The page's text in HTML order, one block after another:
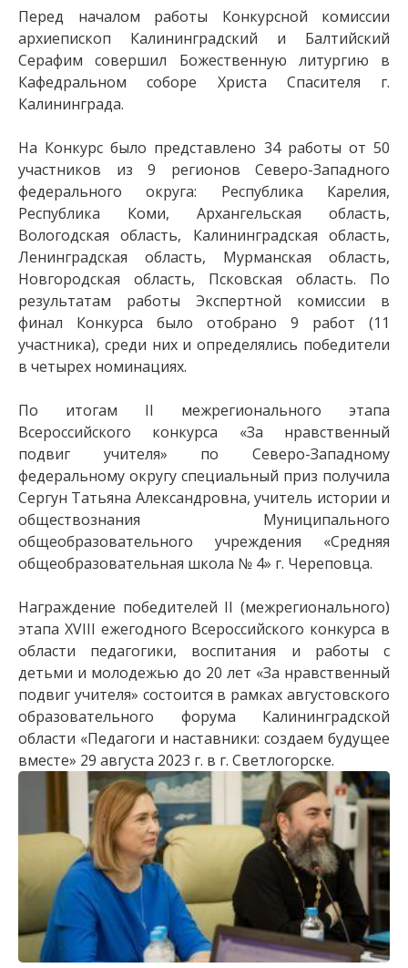
Перед началом работы Конкурсной комиссии
архиепископ Калининградский и Балтийский
Серафим совершил Божественную литургию в
Кафедральном соборе Христа Спасителя г.
Калининграда.
На Конкурс было представлено 34 работы от 50
участников из 9 регионов Северо-Западного
федерального округа: Республика Карелия,
Республика Коми, Архангельская область,
Вологодская область, Калининградская область,
Ленинградская область, Мурманская область,
Новгородская область, Псковская область. По
результатам работы Экспертной комиссии в
финал Конкурса было отобрано 9 работ (11
участника), среди них и определялись победители
в четырех номинациях.
По итогам II межрегионального этапа
Всероссийского конкурса «За нравственный
подвиг учителя» по Северо-Западному
федеральному округу специальный приз получила
Сергун Татьяна Александровна, учитель истории и
обществознания Муниципального
общеобразовательного учреждения «Средняя
общеобразовательная школа № 4» г. Череповца.
Награждение победителей II (межрегионального)
этапа XVIII ежегодного Всероссийского конкурса в
области педагогики, воспитания и работы с
детьми и молодежью до 20 лет «За нравственный
подвиг учителя» состоится в рамках августовского
образовательного форума Калининградской
области «Педагоги и наставники: создаем будущее
вместе» 29 августа 2023 г. в г. Светлогорске.